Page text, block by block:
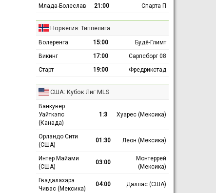
Млада-Болеслав
21:00 Спарта П
Норвегия: Типпелига
Волеренга 15:00
Будё-Глимт
Викинг
17:00
Сарпсборг 08
Старт
19:00 Фредрикстад
США: Кубок Лиг MLS
Ванкувер
Уайткэпс
(Канада)
1:3 Хуарес (Мексика)
Орландо Сити
(США)
01:30 Леон (Мексика)
Интер Майами
(США)
03:00
Монтеррей
(Мексика)
Гвадалахара
Чивас (Мексика)
04:00 Даллас (США)